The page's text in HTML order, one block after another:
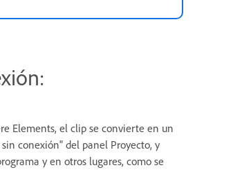
Elements, el clip se convierte en un
conexión" del panel Proyecto, y
y en otros lugares, como se